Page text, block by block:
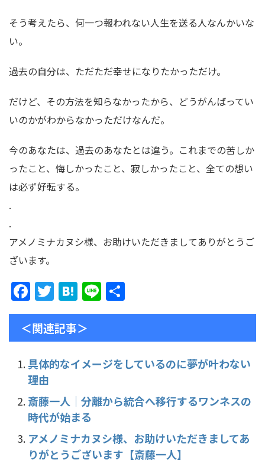
そう考えたら、何一つ報われない人生を送る人なんかいな
い。
過去の自分は、ただただ幸せになりたかっただけ。
だけど、その方法を知らなかったから、どうがんばってい
いのかがわからなかっただけなんだ。
今のあなたは、過去のあなたとは違う。これまでの苦しか
ったこと、悔しかったこと、寂しかったこと、全ての想い
は必ず好転する。
.
.
アメノミナカヌシ様、お助けいただきましてありがとうご
ざいます。
F
a
c
e
b
o
o
k
T
w
itt
er
H
at
e
n
a
Li
n 有
＜関連記事＞
具体的なイメージをしているのに夢が叶わない
理由
斎藤一人｜分離から統合へ移行するワンネスの
時代が始まる
アメノミナカヌシ様、お助けいただきましてあ
りがとうございます【斎藤一人】